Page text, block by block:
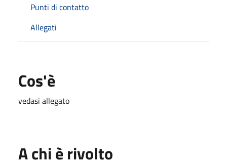
Punti di contatto
Allegati
Cos'è
vedasi allegato
A chi è rivolto